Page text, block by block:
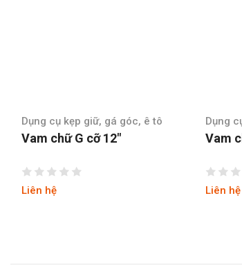
Dụng cụ kẹp giữ, gá góc, ê tô
Vam chữ G cỡ 2”
Liên hệ
Dụng
Vam
Liên hệ